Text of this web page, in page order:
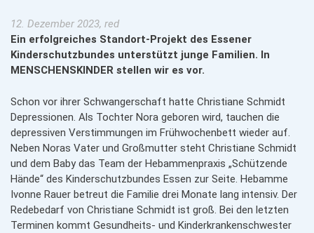
12. Dezember 2023, red
Ein erfolgreiches Standort-Projekt des Essener
Kinderschutzbundes unterstützt junge Familien. In
MENSCHENSKINDER stellen wir es vor.
Schon vor ihrer Schwangerschaft hatte Christiane Schmidt
Depressionen. Als Tochter Nora geboren wird, tauchen die
depressiven Verstimmungen im Frühwochenbett wieder auf.
Neben Noras Vater und Großmutter steht Christiane Schmidt
und dem Baby das Team der Hebammenpraxis „Schützende
Hände“ des Kinderschutzbundes Essen zur Seite. Hebamme
Ivonne Rauer betreut die Familie drei Monate lang intensiv. Der
Redebedarf von Christiane Schmidt ist groß. Bei den letzten
Terminen kommt Gesundheits- und Kinderkrankenschwester